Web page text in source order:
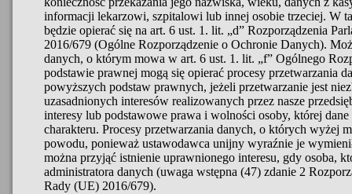
informacji lekarzowi, szpitalowi lub innej osobie trzeciej. W
będzie opierać się na art. 6 ust. 1. lit. „d” Rozporządzenia
2016/679 (Ogólne Rozporządzenie o Ochronie Danych).
danych, o którym mowa w art. 6 ust. 1. lit. „f” Ogólnego
podstawie prawnej mogą się opierać procesy przetwarzania
powyższych podstaw prawnych, jeżeli przetwarzanie jest
uzasadnionych interesów realizowanych przez nasze
interesy lub podstawowe prawa i wolności osoby, której
charakteru. Procesy przetwarzania danych, o których wyżej
powodu, ponieważ ustawodawca unijny wyraźnie je
można przyjąć istnienie uprawnionego interesu, gdy osoba,
administratora danych (uwaga wstępna (47) zdanie 2
Rady (UE) 2016/679).